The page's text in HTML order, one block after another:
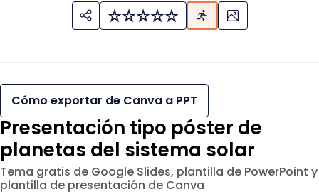
Cómo exportar de Canva a PPT
Presentación tipo póster de
planetas del sistema solar
Tema gratis de Google Slides, plantilla de PowerPoint y
plantilla de presentación de Canva